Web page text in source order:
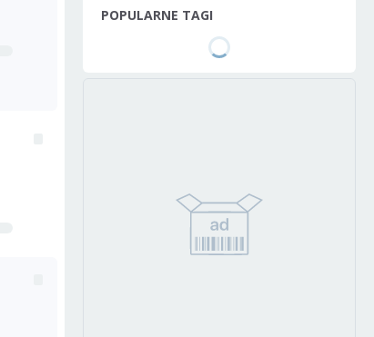
POPULARNE TAGI